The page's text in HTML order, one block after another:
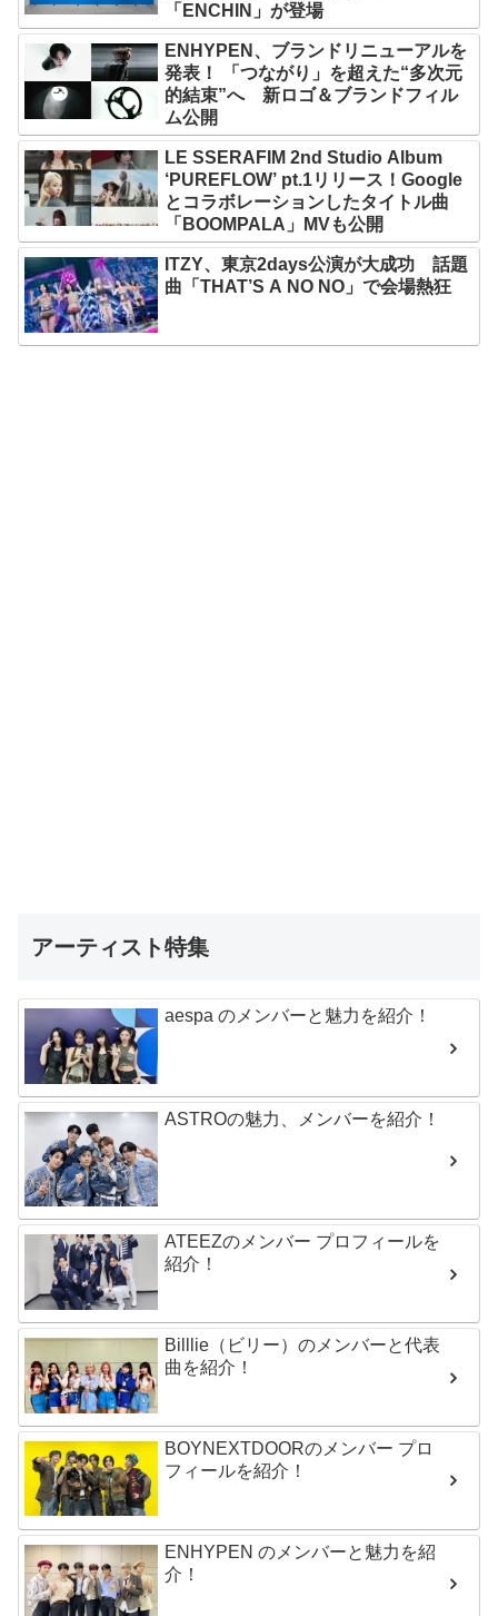
「ENCHIN」が登場
ENHYPEN、ブランドリニューアルを
発表！ 「つながり」を超えた“多次元
的結束”へ 新ロゴ＆ブランドフィル
ム公開
LE SSERAFIM 2nd Studio Album
‘PUREFLOW’ pt.1リリース！Google
とコラボレーションしたタイトル曲
「BOOMPALA」MVも公開
ITZY、東京2days公演が大成功 話題
曲「THAT’S A NO NO」で会場熱狂
アーティスト特集
aespa のメンバーと魅力を紹介！
ASTROの魅力、メンバーを紹介！
ATEEZのメンバー プロフィールを
紹介！
Billlie（ビリー）のメンバーと代表
曲を紹介！
BOYNEXTDOORのメンバー プロ
フィールを紹介！
ENHYPEN のメンバーと魅力を紹
介！